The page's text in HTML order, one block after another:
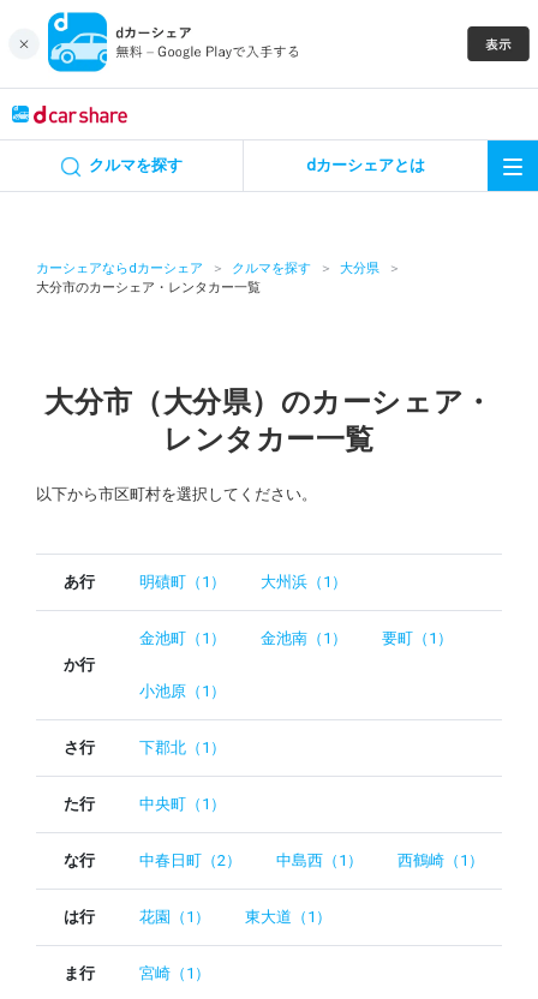
クルマを探す dカーシェアとは
カーシェアならdカーシェア クルマを探す
大分県
大分市のカーシェア・レンタカー一覧
大分市（大分県）のカーシェア・
レンタカー一覧
以下から市区町村を選択してください。
あ行 明磧町（1） 大州浜（1）
か行
金池町（1） 金池南（1） 要町（1）
小池原（1）
さ行 下郡北（1）
た行 中央町（1）
な行 中春日町（2） 中島西（1） 西鶴崎（1）
は行 花園（1） 東大道（1）
ま行 宮崎（1）
カーシェア
特集
アプリの使い方